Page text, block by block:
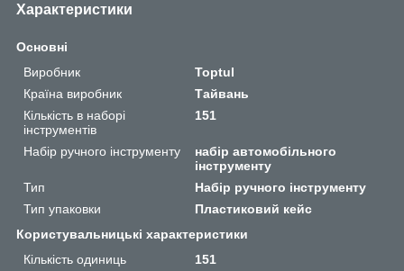
Характеристики
Основні
Виробник
Toptul
Країна виробник
Тайвань
Кількість в наборі
інструментів
151
Набір ручного інструменту
набір автомобільного
інструменту
Тип
Набір ручного інструменту
Тип упаковки
Пластиковий кейс
Користувальницькі характеристики
Кількість одиниць
151